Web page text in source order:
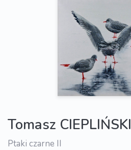
Tomasz CIEPLIŃSKI
Ptaki czarne II